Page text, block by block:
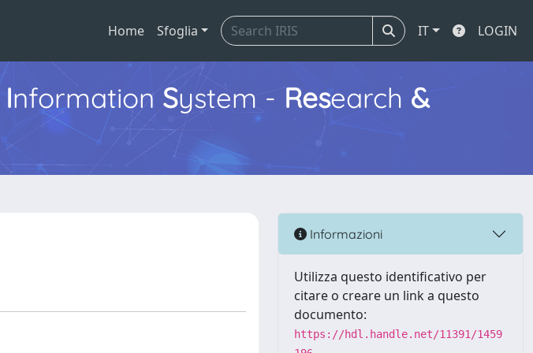
Home Sfoglia IT LOGIN
Information System - Research &
Informazioni
Utilizza questo identificativo per
citare o creare un link a questo
documento:
https://hdl.handle.net/11391/1459